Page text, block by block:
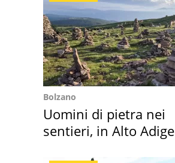
Bolzano
Uomini di pietra nei
sentieri, in Alto Adige